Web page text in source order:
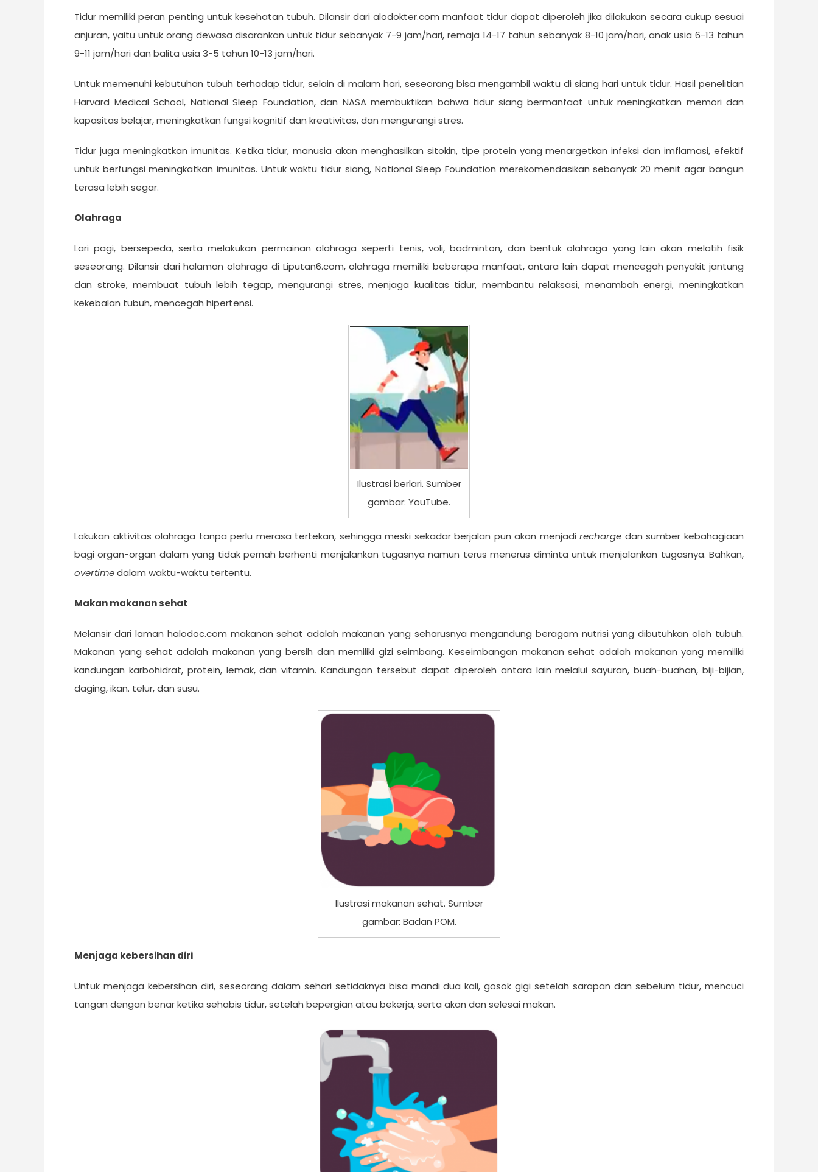
Tidur memiliki peran penting untuk kesehatan tubuh. Dilansir dari alodokter.com manfaat tidur dapat diperoleh jika dilakukan secara cukup sesuai
anjuran, yaitu untuk orang dewasa disarankan untuk tidur sebanyak 7-9 jam/hari, remaja 14-17 tahun sebanyak 8-10 jam/hari, anak usia 6-13 tahun
9-11 jam/hari dan balita usia 3-5 tahun 10-13 jam/hari.
Untuk memenuhi kebutuhan tubuh terhadap tidur, selain di malam hari, seseorang bisa mengambil waktu di siang hari untuk tidur. Hasil penelitian
Harvard Medical School, National Sleep Foundation, dan NASA membuktikan bahwa tidur siang bermanfaat untuk meningkatkan memori dan
kapasitas belajar, meningkatkan fungsi kognitif dan kreativitas, dan mengurangi stres.
Tidur juga meningkatkan imunitas. Ketika tidur, manusia akan menghasilkan sitokin, tipe protein yang menargetkan infeksi dan imflamasi, efektif
untuk berfungsi meningkatkan imunitas. Untuk waktu tidur siang, National Sleep Foundation merekomendasikan sebanyak 20 menit agar bangun
terasa lebih segar.
Olahraga
Lari pagi, bersepeda, serta melakukan permainan olahraga seperti tenis, voli, badminton, dan bentuk olahraga yang lain akan melatih fisik
seseorang. Dilansir dari halaman olahraga di Liputan6.com, olahraga memiliki beberapa manfaat, antara lain dapat mencegah penyakit jantung
dan stroke, membuat tubuh lebih tegap, mengurangi stres, menjaga kualitas tidur, membantu relaksasi, menambah energi, meningkatkan
kekebalan tubuh, mencegah hipertensi.
Ilustrasi berlari. Sumber
gambar: YouTube.
Lakukan aktivitas olahraga tanpa perlu merasa tertekan, sehingga meski sekadar berjalan pun akan menjadirecharge dan sumber kebahagiaan
bagi organ-organ dalam yang tidak pernah berhenti menjalankan tugasnya namun terus menerus diminta untuk menjalankan tugasnya. Bahkan,
overtimedalam waktu-waktu tertentu.
Makanmakanan sehat
Melansir dari laman halodoc.com makanan sehat adalah makanan yang seharusnya mengandung beragam nutrisi yang dibutuhkan oleh tubuh.
Makanan yang sehat adalah makanan yang bersih dan memiliki gizi seimbang. Keseimbangan makanan sehat adalah makanan yang memiliki
kandungan karbohidrat, protein, lemak, dan vitamin. Kandungan tersebut dapat diperoleh antara lain melalui sayuran, buah-buahan, biji-bijian,
daging, ikan. telur, dan susu.
Ilustrasi makanan sehat. Sumber
gambar: Badan POM.
Menjaga kebersihan diri
Untuk menjaga kebersihan diri, seseorang dalam sehari setidaknya bisa mandi dua kali, gosok gigi setelah sarapan dan sebelum tidur, mencuci
tangan dengan benar ketika sehabis tidur, setelah bepergian atau bekerja, serta akan dan selesai makan.